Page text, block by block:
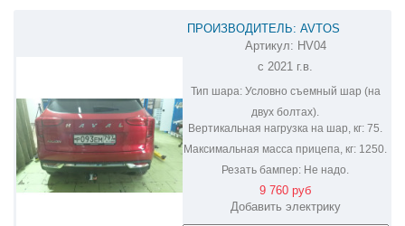
ПРОИЗВОДИТЕЛЬ: AVTOS
ФАРКОП НА HAVAL JOLION HV04
Артикул: HV04
с 2021 г.в.
Тип шара:Условно съемный шар (на
двух болтах).
Вертикальная нагрузка на шар, кг: 75.
Максимальная масса прицепа, кг: 1250.
Резать бампер: Не надо.
9 760 руб
Добавить электрику